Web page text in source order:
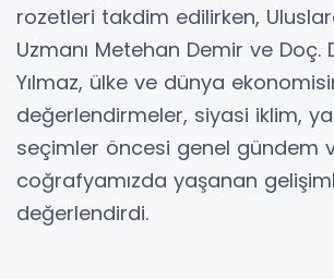
rozetleri takdim edilirken,
Uzmanı Metehan Demir ve Doç.
Yılmaz, ülke ve dünya
değerlendirmeler, siyasi iklim,
seçimler öncesi genel gündem
coğrafyamızda yaşanan
değerlendirdi.